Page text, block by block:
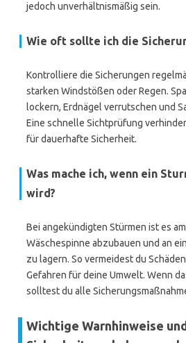
jedoch unverhältnismäßig sein.
Wie oft sollte ich die
Kontrolliere die Sicherungen
starken Windstößen oder Regen.
lockern, Erdnägel verrutschen und
Eine schnelle Sichtprüfung
für dauerhafte Sicherheit.
Was mache ich, wenn ein
wird?
Bei angekündigten Stürmen ist es
Wäschespinne abzubauen und an
zu lagern. So vermeidest du
Gefahren für deine Umwelt. Wenn
solltest du alle
Wichtige Warnhinweise und